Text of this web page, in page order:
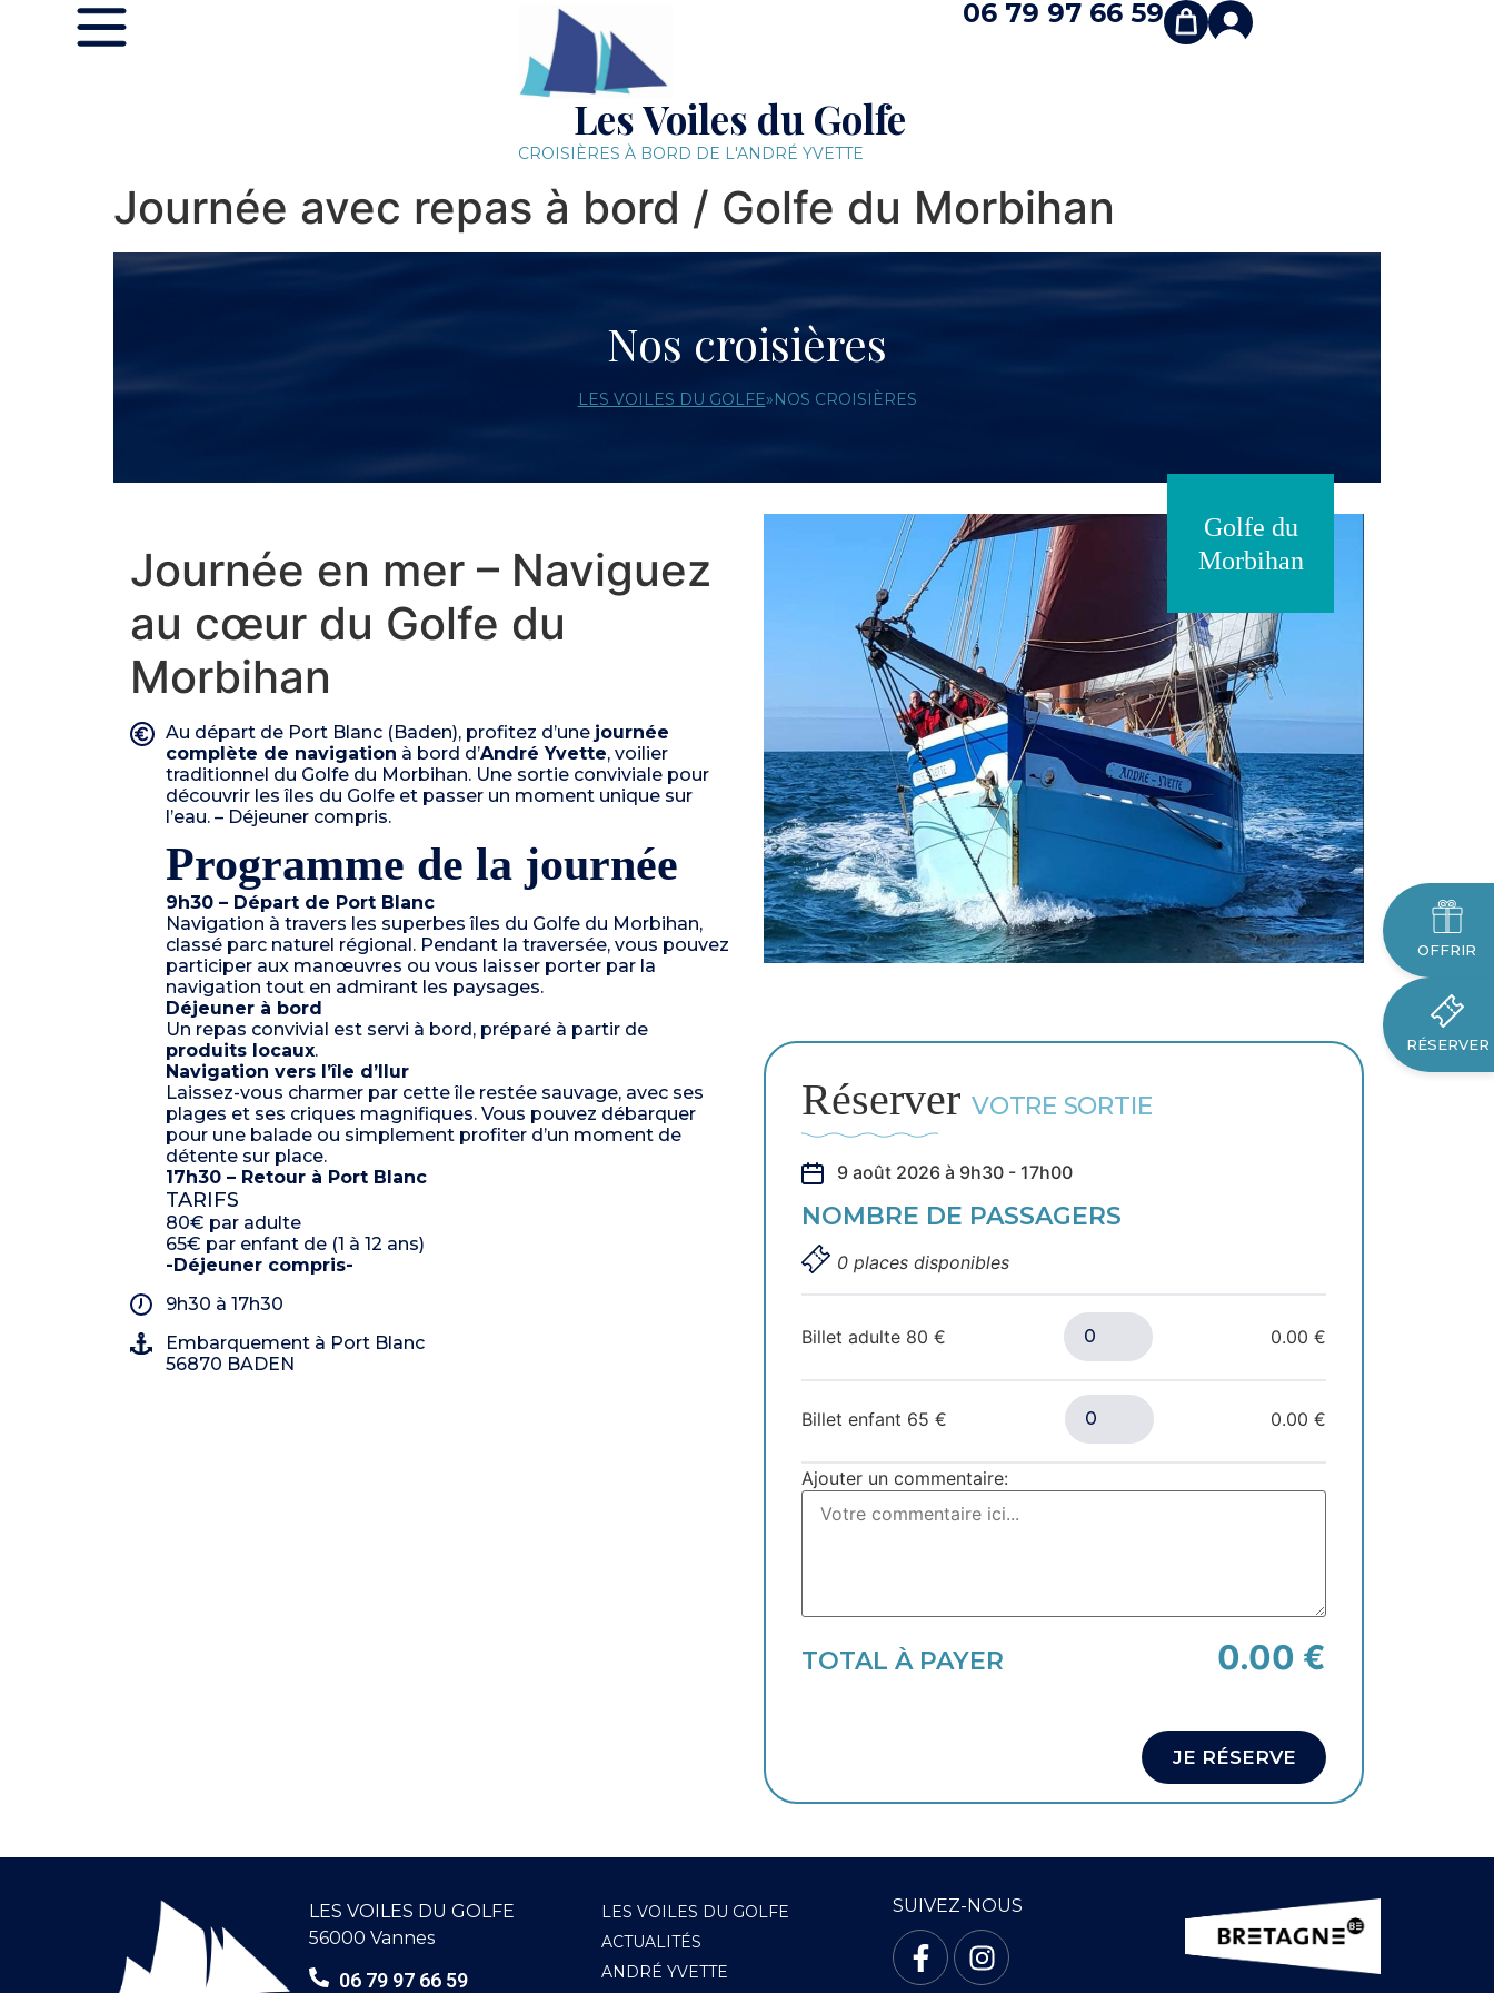
Les Voiles du Golfe
CROISIÈRES À BORD DE L'ANDRÉ YVETTE
06 79 97 66 59
OFFRIR
RÉSERVER
Journée avec repas à bord / Golfe du Morbihan
Nos croisières
LES VOILES DU GOLFE»NOS CROISIÈRES
Journée en mer – Naviguez
au cœur du Golfe du
Morbihan
Au départ de Port Blanc (Baden), profitez d’une journée
complète de navigation à bord d’André Yvette, voilier
traditionnel du Golfe du Morbihan. Une sortie conviviale pour
découvrir les îles du Golfe et passer un moment unique sur
l’eau. – Déjeuner compris.
Programme de la journée
9h30 – Départ de Port Blanc
Navigation à travers les superbes îles du Golfe du Morbihan,
classé parc naturel régional. Pendant la traversée, vous pouvez
participer aux manœuvres ou vous laisser porter par la
navigation tout en admirant les paysages.
Déjeuner à bord
Un repas convivial est servi à bord, préparé à partir de
produits locaux.
Navigation vers l’île d’Ilur
Laissez-vous charmer par cette île restée sauvage, avec ses
plages et ses criques magnifiques. Vous pouvez débarquer
pour une balade ou simplement profiter d’un moment de
détente sur place.
17h30 – Retour à Port Blanc
TARIFS
80€ par adulte
65€ par enfant de (1 à 12 ans)
-Déjeuner compris-
9h30 à 17h30
Embarquement à Port Blanc
56870 BADEN
Golfe du
Morbihan
Réserver VOTRE SORTIE
9 août 2026 à 9h30 - 17h00
NOMBRE DE PASSAGERS
0 places disponibles
Billet adulte 80 € 0.00 €
Billet enfant 65 € 0.00 €
Ajouter un commentaire:
TOTAL À PAYER 0.00 €
JE RÉSERVE
LES VOILES DU GOLFE
56000 Vannes
06 79 97 66 59
LES VOILES DU GOLFE
ACTUALITÉS
ANDRÉ YVETTE
SUIVEZ-NOUS